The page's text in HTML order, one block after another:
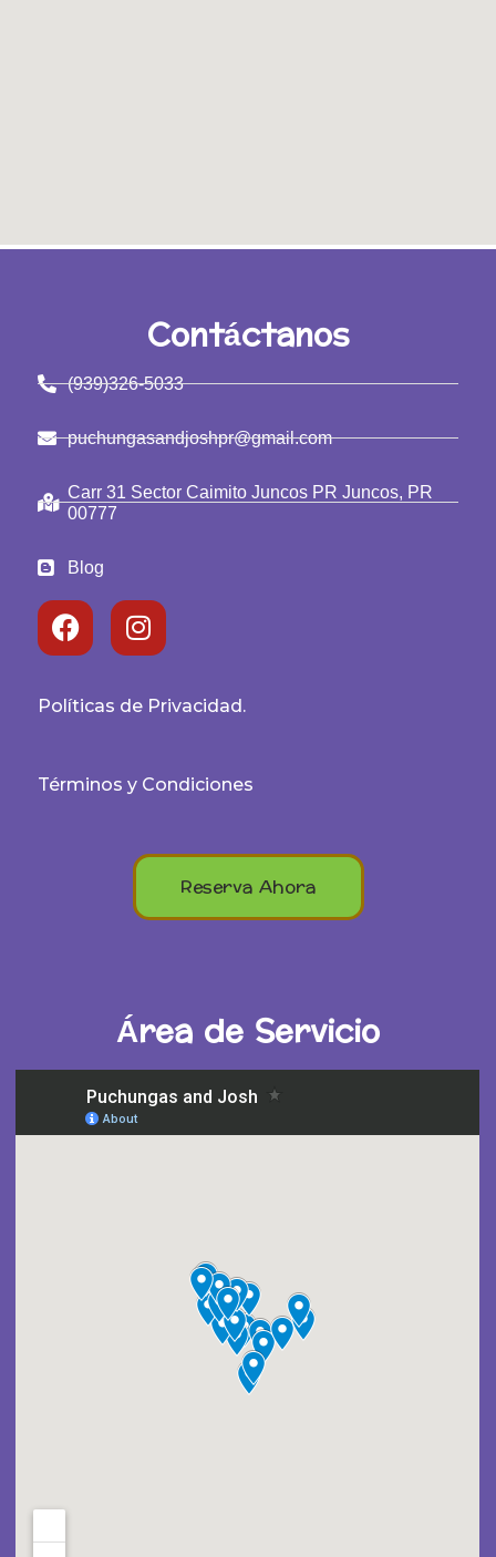
Contáctanos
(939)326-5033
puchungasandjoshpr@gmail.com
Carr 31 Sector Caimito Juncos PR Juncos, PR
00777
Blog
Políticas de Privacidad.
Términos y Condiciones
Reserva Ahora
Área de Servicio